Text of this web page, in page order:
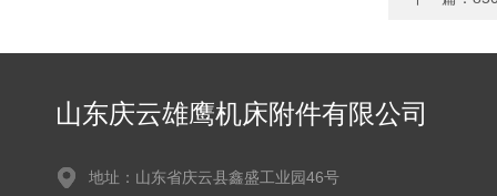
山东庆云雄鹰机床附件有限公司
地址：山东省庆云县鑫盛工业园46号